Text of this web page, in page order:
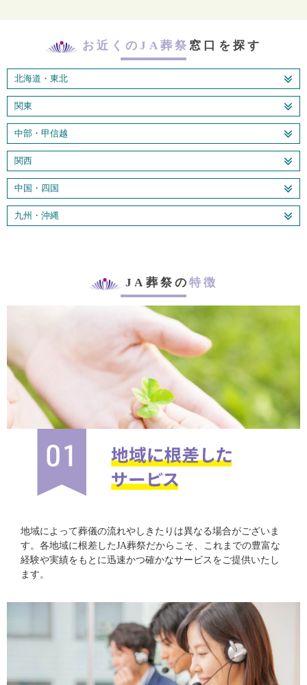
お近くのJA葬祭 窓口を探す
北海道・東北
関東
中部・甲信越
関西
中国・四国
九州・沖縄
JA葬祭の特徴
地域によって葬儀の流れやしきたりは異なる場合がございま
す。各地域に根差したJA葬祭だからこそ、これまでの豊富な
経験や実績をもとに迅速かつ確かなサービスをご提供いたし
ます。